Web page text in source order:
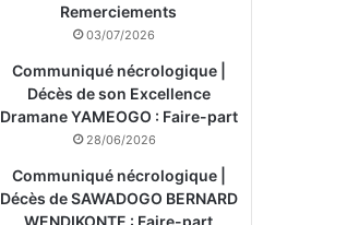
Remerciements
03/07/2026
Communiqué nécrologique |
Décès de son Excellence
Dramane YAMEOGO : Faire-part
28/06/2026
Communiqué nécrologique |
Décès de SAWADOGO BERNARD
WENDIKONTE : Faire-part